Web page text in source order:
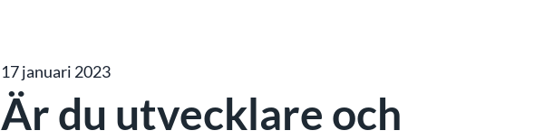
17 januari 2023
Är du utvecklare och